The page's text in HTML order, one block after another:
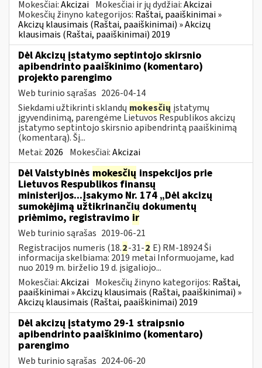
Mokesčiai:Akcizai Mokesčiai ir jų dydžiai:Akcizai
Mokesčių žinyno kategorijos: Raštai, paaiškinimai »
Akcizų klausimais (Raštai, paaiškinimai) » Akcizų
klausimais (Raštai, paaiškinimai) 2019
Dėl Akcizų įstatymo septintojo skirsnio
apibendrinto paaiškinimo (komentaro)
projekto parengimo
Web turinio sąrašas 2026-04-14
Siekdami užtikrinti sklandų mokesčių įstatymų
įgyvendinimą, parengėme Lietuvos Respublikos akcizų
įstatymo septintojo skirsnio apibendrintą paaiškinimą
(komentarą). Šį...
Metai: 2026 Mokesčiai:Akcizai
Dėl Valstybinės mokesčių inspekcijos prie
Lietuvos Respublikos finansų
ministerijos...Įsakymo Nr. 174 „Dėl akcizų
sumokėjimą užtikrinančių dokumentų
priėmimo, registravimo ir
Web turinio sąrašas 2019-06-21
Registracijos numeris (18.2-31-2 E) RM-18924 Ši
informacija skelbiama: 2019 metai Informuojame, kad
nuo 2019 m. birželio 19 d. įsigaliojo...
Mokesčiai:Akcizai Mokesčių žinyno kategorijos: Raštai,
paaiškinimai » Akcizų klausimais (Raštai, paaiškinimai) »
Akcizų klausimais (Raštai, paaiškinimai) 2019
Dėl akcizų įstatymo 29-1 straipsnio
apibendrinto paaiškinimo (komentaro)
parengimo
Web turinio sąrašas 2024-06-20